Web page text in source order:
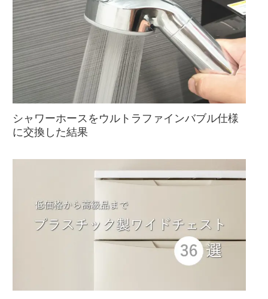
シャワーホースをウルトラファインバブル仕様
に交換した結果